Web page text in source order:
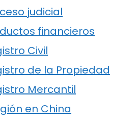
judicial
financieros
Civil
de la Propiedad
Mercantil
en China